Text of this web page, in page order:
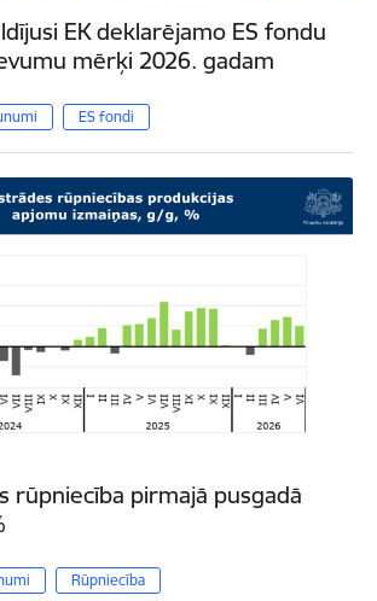
EK deklarējamo ES fondu
mērķi 2026. gadam
ES fondi
rūpniecība pirmajā pusgadā
Rūpniecība